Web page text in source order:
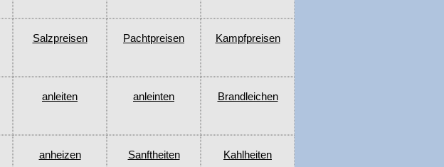
Salzpreisen Pachtpreisen Kampfpreisen
anleiten anleinten Brandleichen
anheizen Sanftheiten Kahlheiten